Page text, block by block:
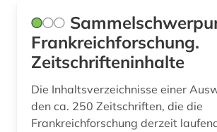
geschichte 1870-1940 (1)
geschichte 1940-1945 (1)
geschichte 1945-1960 (1)
Frankreichforschung.
Zeitschrifteninhalte
Die Inhaltsverzeichnisse einer
den ca. 250 Zeitschriften, die die
Frankreichforschung derzeit